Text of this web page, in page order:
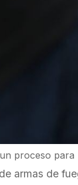
proceso
armas de